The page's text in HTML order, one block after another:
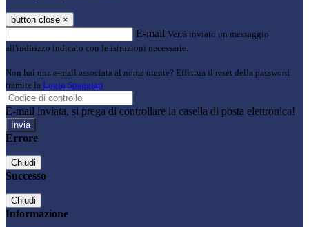
button close ×
E-mail Verrà inviato un messaggio
all'indirizzo indicato con le istruzioni necessarie.
Non hai una e-mail associata al nome utente? Effettua il reset della password
tramite la Login Spaggiari
E-mail inviata, si prega di controllare la casella di posta elettronica!
Errore
Chiudi
Successo
Chiudi
Informazione